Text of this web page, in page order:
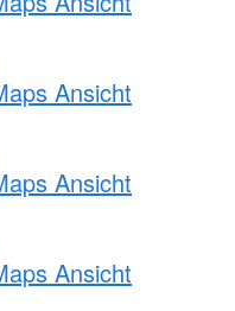
Ansicht
Ansicht
Ansicht